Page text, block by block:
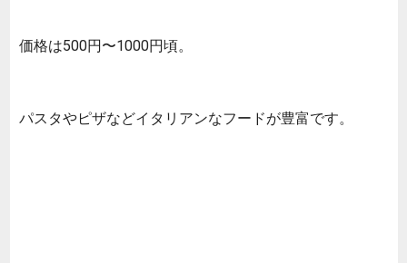
価格は500円〜1000円頃。
パスタやピザなどイタリアンなフードが豊富です。